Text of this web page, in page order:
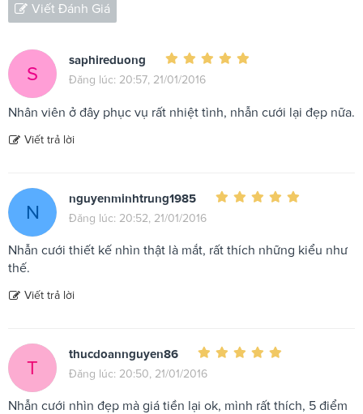
Viết Đánh Giá
S
saphireduong
Đăng lúc: 20:57, 21/01/2016
Nhân viên ở đây phục vụ rất nhiệt tình, nhẫn cưới lại đẹp nữa.
Viết trả lời
N
nguyenminhtrung1985
Đăng lúc: 20:52, 21/01/2016
Nhẫn cưới thiết kế nhìn thật là mắt, rất thích những kiểu như
thế.
Viết trả lời
T
thucdoannguyen86
Đăng lúc: 20:50, 21/01/2016
Nhẫn cưới nhìn đẹp mà giá tiền lại ok, mình rất thích, 5 điểm